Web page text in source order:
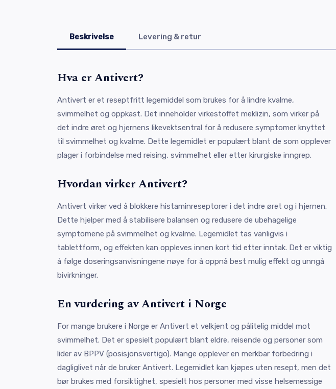
Beskrivelse Levering & retur
Hva er Antivert?
Antivert er et reseptfritt legemiddel som brukes for å lindre kvalme,
svimmelhet og oppkast. Det inneholder virkestoffet meklizin, som virker på
det indre øret og hjernens likevektsentral for å redusere symptomer knyttet
til svimmelhet og kvalme. Dette legemidlet er populært blant de som opplever
plager i forbindelse med reising, svimmelhet eller etter kirurgiske inngrep.
Hvordan virker Antivert?
Antivert virker ved å blokkere histaminreseptorer i det indre øret og i hjernen.
Dette hjelper med å stabilisere balansen og redusere de ubehagelige
symptomene på svimmelhet og kvalme. Legemidlet tas vanligvis i
tablettform, og effekten kan oppleves innen kort tid etter inntak. Det er viktig
å følge doseringsanvisningene nøye for å oppnå best mulig effekt og unngå
bivirkninger.
En vurdering av Antivert i Norge
For mange brukere i Norge er Antivert et velkjent og pålitelig middel mot
svimmelhet. Det er spesielt populært blant eldre, reisende og personer som
lider av BPPV (posisjonsvertigo). Mange opplever en merkbar forbedring i
dagliglivet når de bruker Antivert. Legemidlet kan kjøpes uten resept, men det
bør brukes med forsiktighet, spesielt hos personer med visse helsemessige